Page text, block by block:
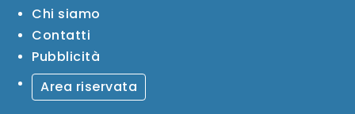
Chi siamo
Contatti
Pubblicità
Area riservata